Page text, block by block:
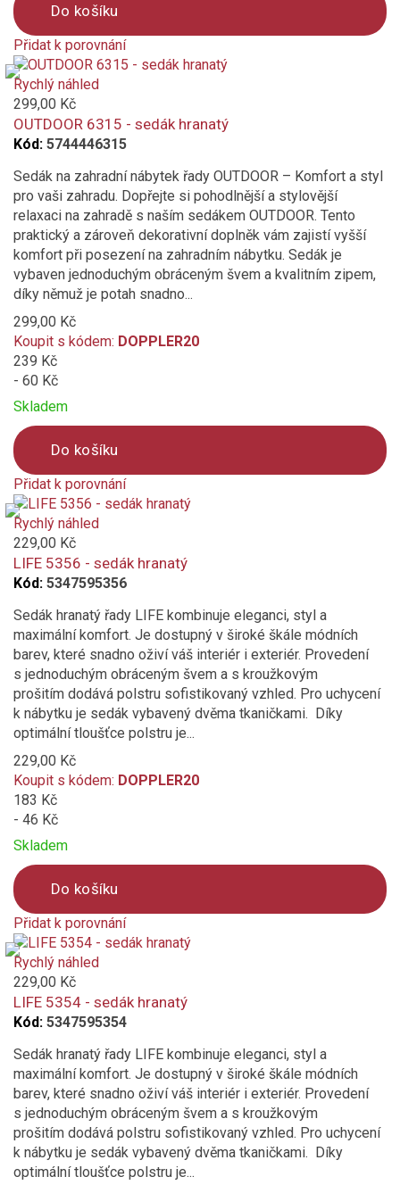
písková
černá
stříbrnošedá
Vlastnosti a funkce
Automatické otevírání klikou
Bezúdržbové
Impregnace proti skvrnám a špíně
Maximální zatížení 110 kg
Možnost vyrovnání nerovnosti povrchu
Nábytek odolný povětrnostním vlivům
Naklápěcí
Oddělitelné části
Odolný povětrnostním vlivům
Otočný kolem osy
Otvor pro slunečník
Polohovatelné
Provedení se zipem
Relaxační
Rozkládací stůl
rozložitelná židle, křeslo
S volánem
Skládací
Snímatelný/ručně pratelný potah nábytku
Snímatelný/ručně pratelný potah slunečníku
Stohovatelné
Včetně polštářů
Do košíku
Přidat k porovnání
Product
is
added
to
compare
Rychlý náhled
299,00 Kč
OUTDOOR 6315 - sedák hranatý
Kód: 5744446315
Sedák na zahradní nábytek řady OUTDOOR – Komfort a styl
pro vaši zahradu. Dopřejte si pohodlnější a stylovější
relaxaci na zahradě s naším sedákem OUTDOOR. Tento
praktický a zároveň dekorativní doplněk vám zajistí vyšší
komfort při posezení na zahradním nábytku. Sedák je
vybaven jednoduchým obráceným švem a kvalitním zipem,
díky němuž je potah snadno...
299,00 Kč
Koupit s kódem: DOPPLER20
239 Kč
- 60 Kč
Skladem
Do košíku
Přidat k porovnání
Product
is
added
to
compare
Rychlý náhled
229,00 Kč
LIFE 5356 - sedák hranatý
Kód: 5347595356
Sedák hranatý řady LIFE kombinuje eleganci, styl a
maximální komfort. Je dostupný v široké škále módních
barev, které snadno oživí váš interiér i exteriér. Provedení
s jednoduchým obráceným švem a s kroužkovým
prošitím dodává polstru sofistikovaný vzhled. Pro uchycení
k nábytku je sedák vybavený dvěma tkaničkami. Díky
optimální tloušťce polstru je...
229,00 Kč
Koupit s kódem: DOPPLER20
183 Kč
- 46 Kč
Skladem
Do košíku
Přidat k porovnání
Product
is
added
to
compare
Rychlý náhled
229,00 Kč
LIFE 5354 - sedák hranatý
Kód: 5347595354
Sedák hranatý řady LIFE kombinuje eleganci, styl a
maximální komfort. Je dostupný v široké škále módních
barev, které snadno oživí váš interiér i exteriér. Provedení
s jednoduchým obráceným švem a s kroužkovým
prošitím dodává polstru sofistikovaný vzhled. Pro uchycení
k nábytku je sedák vybavený dvěma tkaničkami. Díky
optimální tloušťce polstru je...